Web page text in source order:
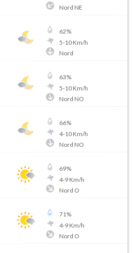
Nord NE
62%
5-10Km/h
Nord
63%
5-10Km/h
Nord NO
66%
4-10Km/h
Nord NO
69%
4-9Km/h
Nord O
71%
4-9Km/h
Nord O